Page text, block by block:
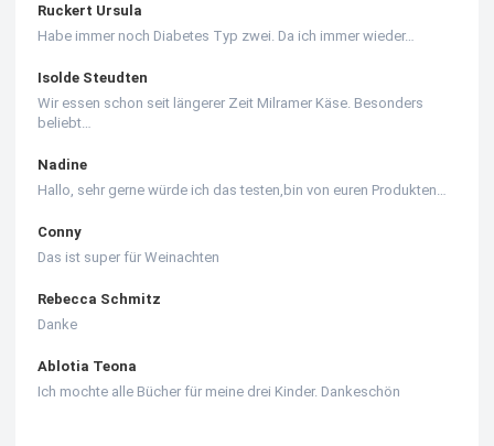
Ruckert Ursula
Habe immer noch Diabetes Typ zwei. Da ich immer wieder…
Isolde Steudten
Wir essen schon seit längerer Zeit Milramer Käse. Besonders
beliebt…
Nadine
Hallo, sehr gerne würde ich das testen,bin von euren Produkten…
Conny
Das ist super für Weinachten
Rebecca Schmitz
Danke
Ablotia Teona
Ich mochte alle Bücher für meine drei Kinder. Dankeschön